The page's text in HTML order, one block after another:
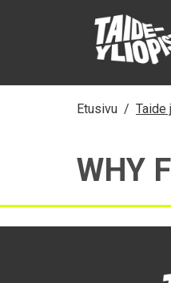
Etusivu / Taide
WHY